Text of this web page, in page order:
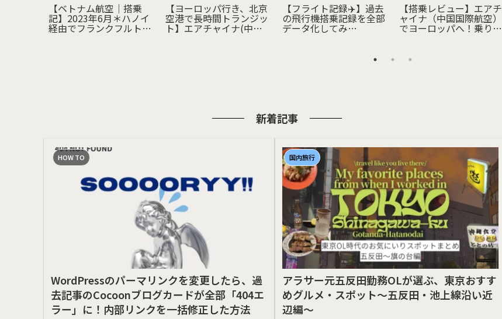
【ベトナム航空｜搭乗
記】2023年6月＊ハノイ
経由でフランクフルトへ
【ヨーロッパ行き、北京
空港で長時間トランジッ
ト】エアチャイナ(中国
国際航空)の無料トラン
【フライト記録✈️】過去
の飛行機搭乗記録を全部
データ化してみ
旅行記録を資産化したア
【搭乗レビュー】エアチ
ャイナ（中国国際航空）
でヨーロッパへ！乗り心
新着記事
HOW TO
WordPressのパーマリンクを変更したら、過
去記事のCocoonブログカードが全部「404エ
ラー」に！内部リンクを一括修正した方法
国内旅行
アラサー元五反田勤務OLが選ぶ、東京おすす
めグルメ・スポット〜五反田・池上線沿い近
辺編〜